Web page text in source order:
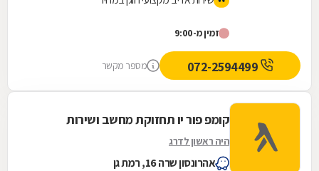
זמין מ-9:00
מספר מקשר
קומפ פור יו תחזוקת מחשב ושירות
היה ראשון לדרג
אהרונסון שרה 16, רמת גן